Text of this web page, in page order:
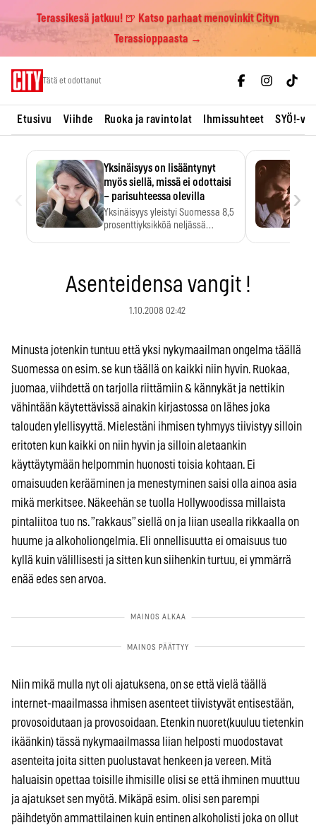
Terassikesä jatkuu! 🍺 Katso parhaat menovinkit Cityn
Terassioppaasta →
Tätä et odottanut
Etusivu Viihde Ruoka ja ravintolat Ihmissuhteet SYÖ!-
Yksinäisyys on lisääntynyt
myös siellä, missä ei odottaisi
– parisuhteessa olevilla
Yksinäisyys yleistyi Suomessa 8,5
prosenttiyksikköä neljässä
›
Asenteidensa vangit !
1.10.2008 02:42
Minusta jotenkin tuntuu että yksi nykymaailman ongelma täällä
Suomessa on esim. se kun täällä on kaikki niin hyvin. Ruokaa,
juomaa, viihdettä on tarjolla riittämiin & kännykät ja nettikin
vähintään käytettävissä ainakin kirjastossa on lähes joka
talouden ylellisyyttä. Mielestäni ihmisen tyhmyys tiivistyy silloin
eritoten kun kaikki on niin hyvin ja silloin aletaankin
käyttäytymään helpommin huonosti toisia kohtaan. Ei
omaisuuden kerääminen ja menestyminen saisi olla ainoa asia
mikä merkitsee. Näkeehän se tuolla Hollywoodissa millaista
pintaliitoa tuo ns. ”rakkaus” siellä on ja liian usealla rikkaalla on
huume ja alkoholiongelmia. Eli onnellisuutta ei omaisuus tuo
kyllä kuin välillisesti ja sitten kun siihenkin turtuu, ei ymmärrä
enää edes sen arvoa.
Niin mikä mulla nyt oli ajatuksena, on se että vielä täällä
internet-maailmassa ihmisen asenteet tiivistyvät entisestään,
provosoidutaan ja provosoidaan. Etenkin nuoret(kuuluu tietenkin
ikäänkin) tässä nykymaailmassa liian helposti muodostavat
asenteita joita sitten puolustavat henkeen ja vereen. Mitä
haluaisin opettaa toisille ihmisille olisi se että ihminen muuttuu
ja ajatukset sen myötä. Mikäpä esim. olisi sen parempi
päihdetyön ammattilainen kuin entinen alkoholisti joka on ollut